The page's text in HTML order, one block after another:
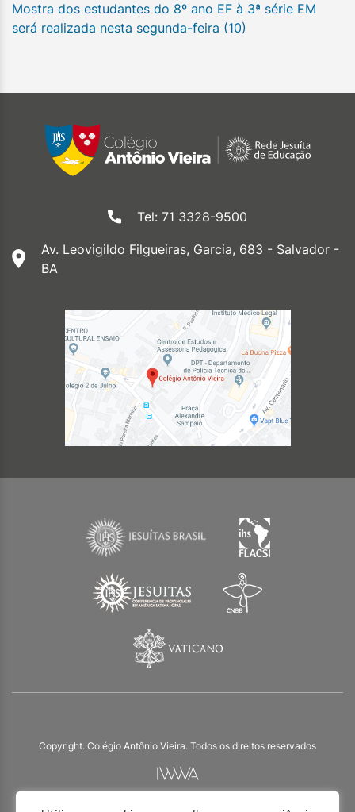
Mostra dos estudantes do 8º ano EF à 3ª série EM
será realizada nesta segunda-feira (10)
Tel: 71 3328-9500
Av. Leovigildo Filgueiras, Garcia, 683 - Salvador -
BA
Copyright. Colégio Antônio Vieira. Todos os direitos reservados